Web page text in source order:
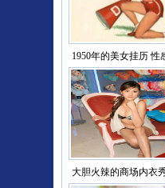
1950年的美女挂历 性
片（图）
大胆火辣的商场内衣